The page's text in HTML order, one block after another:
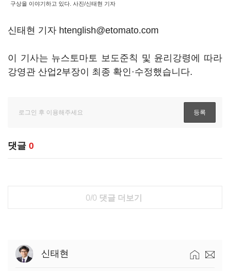
구상을 이야기하고 있다. 사진/신태현 기자
신태현 기자 htenglish@etomato.com
이 기사는 뉴스토마토 보도준칙 및 윤리강령에 따라
강영관 산업2부장이 최종 확인·수정했습니다.
댓글 0
0/0 댓글 더보기
신태현